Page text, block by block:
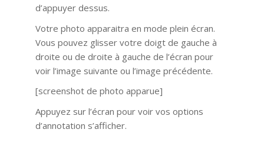
d’appuyer dessus.
Votre photo apparaitra en mode plein écran.
Vous pouvez glisser votre doigt de gauche à
droite ou de droite à gauche de l’écran pour
voir l’image suivante ou l’image précédente.
[screenshot de photo apparue]
Appuyez sur l’écran pour voir vos options
d’annotation s’afficher.